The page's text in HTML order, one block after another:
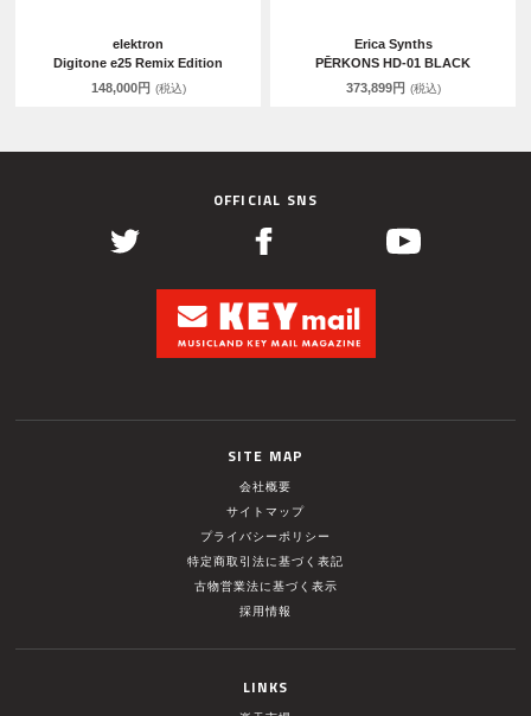
elektron
Digitone e25 Remix Edition
148,000円 (税込)
Erica Synths
PĒRKONS HD-01 BLACK
373,899円 (税込)
OFFICIAL SNS
SITE MAP
会社概要
サイトマップ
プライバシーポリシー
特定商取引法に基づく表記
古物営業法に基づく表示
採用情報
LINKS